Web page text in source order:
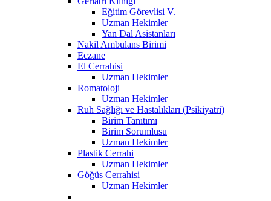
Eğitim Görevlisi V.
Uzman Hekimler
Yan Dal Asistanları
Nakil Ambulans Birimi
Eczane
El Cerrahisi
Uzman Hekimler
Romatoloji
Uzman Hekimler
Ruh Sağlığı ve Hastalıkları (Psikiyatri)
Birim Tanıtımı
Birim Sorumlusu
Uzman Hekimler
Plastik Cerrahi
Uzman Hekimler
Göğüs Cerrahisi
Uzman Hekimler